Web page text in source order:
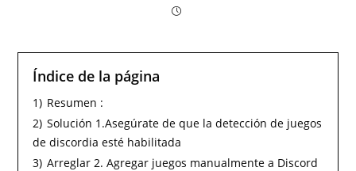
Índice de la página
1) Resumen :
2) Solución 1.Asegúrate de que la detección de juegos
de discordia esté habilitada
3) Arreglar 2. Agregar juegos manualmente a Discord